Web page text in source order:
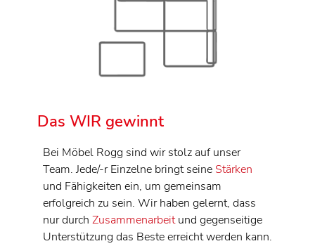
Das WIR gewinnt
Bei Möbel Rogg sind wir stolz auf unser
Team. Jede/-r Einzelne bringt seine Stärken
und Fähigkeiten ein, um gemeinsam
erfolgreich zu sein. Wir haben gelernt, dass
nur durch Zusammenarbeitund gegenseitige
Unterstützung das Beste erreicht werden kann.